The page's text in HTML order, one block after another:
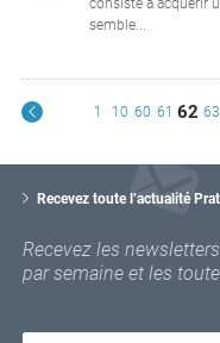
consiste à acquérir
semble...
1 10 60 61 62 63
Recevez toute l’actualité
Recevez les
par semaine et les
o
r
e
e